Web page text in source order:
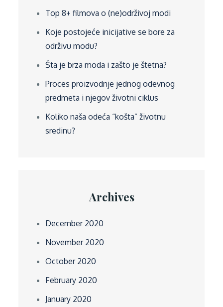
Top 8+ filmova o (ne)održivoj modi
Koje postojeće inicijative se bore za
održivu modu?
Šta je brza moda i zašto je štetna?
Proces proizvodnje jednog odevnog
predmeta i njegov životni ciklus
Koliko naša odeća “košta” životnu
sredinu?
Archives
December 2020
November 2020
October 2020
February 2020
January 2020